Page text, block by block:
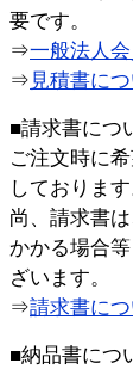
要です。
⇒一般法人
⇒ 見積書に
■請求書につ
ご注文時に
しております
尚、請求書
かかる場合
ざいます。
⇒請求書に
■納品書につ